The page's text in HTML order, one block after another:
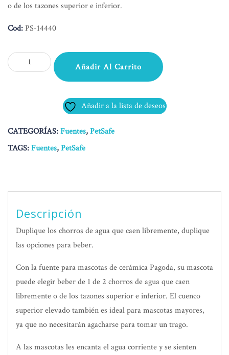
o de los tazones superior e inferior.
Cod:PS-14440
Taupe
Stoneware
Añadir Al Carrito
Añadir a la lista de deseos
CATEGORÍAS:Fuentes,PetSafe
TAGS:Fuentes,PetSafe
Descripción
Duplique los chorros de agua que caen libremente, duplique
las opciones para beber.
Con la fuente para mascotas de cerámica Pagoda, su mascota
puede elegir beber de 1 de 2 chorros de agua que caen
libremente o de los tazones superior e inferior. El cuenco
superior elevado también es ideal para mascotas mayores,
ya que no necesitarán agacharse para tomar un trago.
A las mascotas les encanta el agua corriente y se sienten